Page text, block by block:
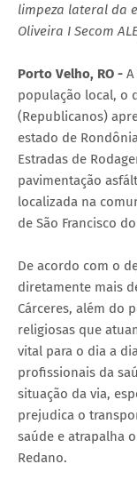
limpeza lateral da
Oliveira I Secom
Porto Velho, RO -
população local, o
(Republicanos)
estado de
Estradas de
pavimentação
localizada na
de São Francisco
De acordo com o
diretamente mais
Cárceres, além do
religiosas que
vital para o dia a
profissionais da
situação da via,
prejudica o
saúde e atrapalha
Redano.